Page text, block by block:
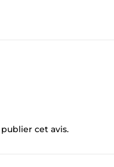
cet avis.